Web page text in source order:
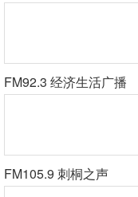
FM92.3 经济生活广播
FM105.9 刺桐之声